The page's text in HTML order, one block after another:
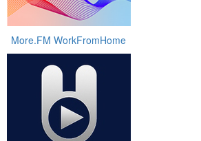
More.FM WorkFromHome